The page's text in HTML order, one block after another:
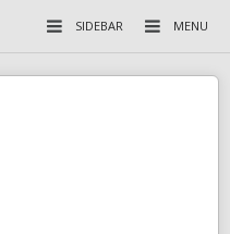
MENU
SIDEBAR